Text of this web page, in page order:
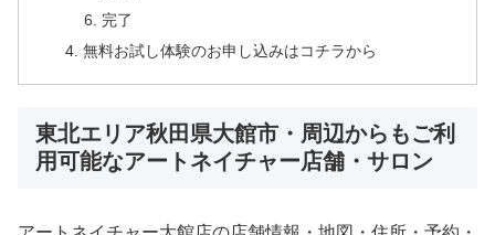
完了
無料お試し体験のお申し込みはコチラから
東北エリア秋田県大館市・周辺からもご利
用可能なアートネイチャー店舗・サロン